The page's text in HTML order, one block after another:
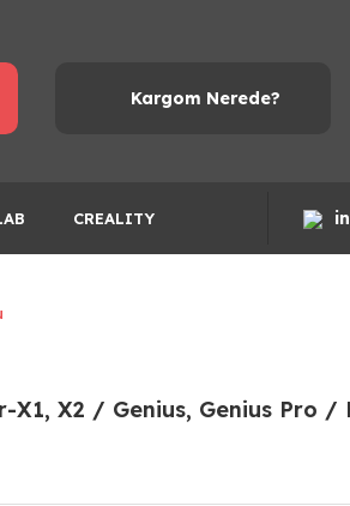
Kargom Nerede?
CREALITY
X1, X2 / Genius, Genius Pro /